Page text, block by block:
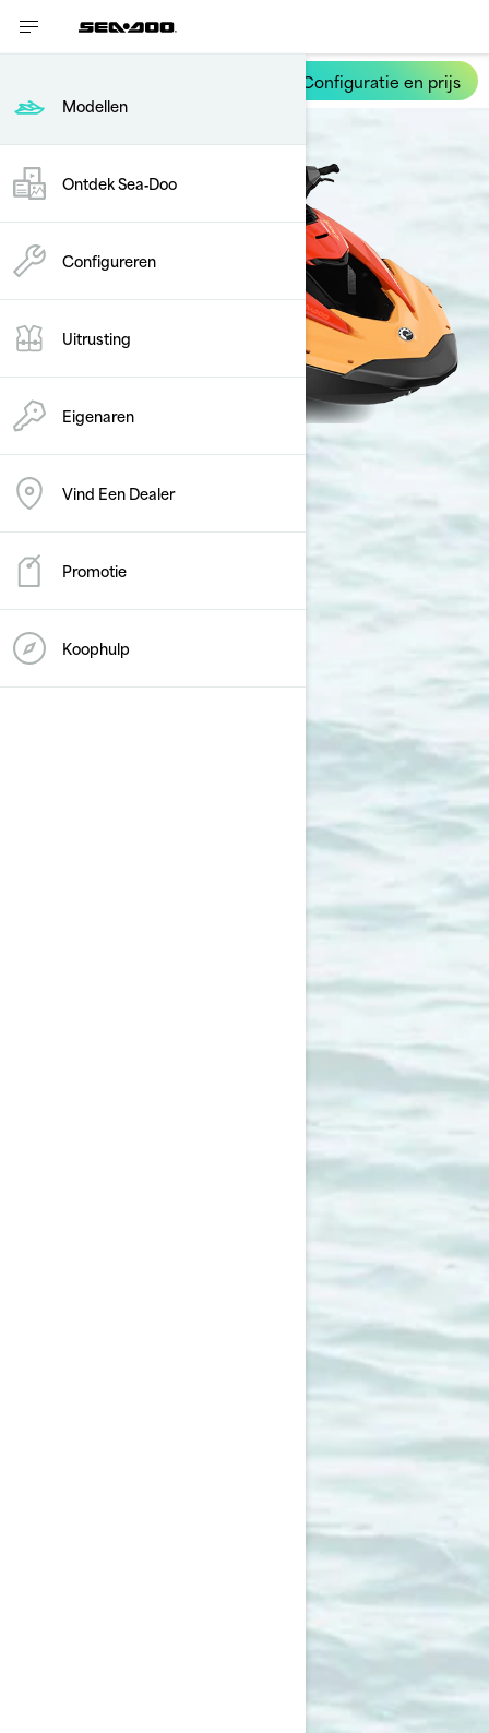
Modellen
Ontdek Sea‑Doo
Configureren
Uitrusting
Eigenaren
Vind Een Dealer
Promotie
Koophulp
Configuratie en prijs